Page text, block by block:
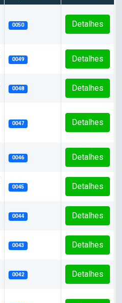
0050 Detalhes
0049 Detalhes
0048 Detalhes
0047 Detalhes
0046 Detalhes
0045 Detalhes
0044 Detalhes
0043 Detalhes
0042 Detalhes